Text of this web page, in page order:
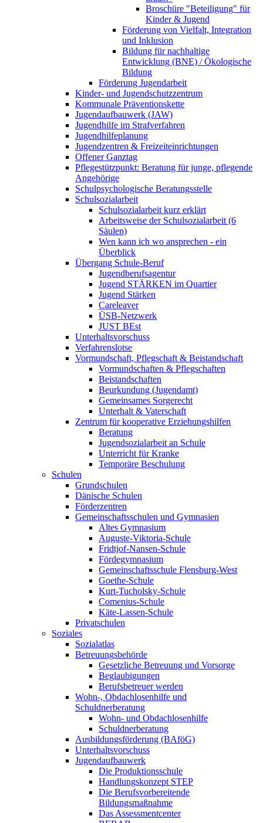
Broschüre "Beteiligung" für
Kinder & Jugend
Förderung von Vielfalt, Integration
und Inklusion
Bildung für nachhaltige
Entwicklung (BNE) / Ökologische
Bildung
Förderung Jugendarbeit
Kinder- und Jugendschutzzentrum
Kommunale Präventionskette
Jugendaufbauwerk (JAW)
Jugendhilfe im Strafverfahren
Jugendhilfeplanung
Jugendzentren & Freizeiteinrichtungen
Offener Ganztag
Pflegestützpunkt: Beratung für junge, pflegende
Angehörige
Schulpsychologische Beratungsstelle
Schulsozialarbeit
Schulsozialarbeit kurz erklärt
Arbeitsweise der Schulsozialarbeit (6
Säulen)
Wen kann ich wo ansprechen - ein
Überblick
Übergang Schule-Beruf
Jugendberufsagentur
Jugend STÄRKEN im Quartier
Jugend Stärken
Careleaver
ÜSB-Netzwerk
JUST BEst
Unterhaltsvorschuss
Verfahrenslotse
Vormundschaft, Pflegschaft & Beistandschaft
Vormundschaften & Pflegschaften
Beistandschaften
Beurkundung (Jugendamt)
Gemeinsames Sorgerecht
Unterhalt & Vaterschaft
Zentrum für kooperative Erziehungshilfen
Beratung
Jugendsozialarbeit an Schule
Unterricht für Kranke
Temporäre Beschulung
Schulen
Grundschulen
Dänische Schulen
Förderzentren
Gemeinschaftsschulen und Gymnasien
Altes Gymnasium
Auguste-Viktoria-Schule
Fridtjof-Nansen-Schule
Fördegymnasium
Gemeinschaftsschule Flensburg-West
Goethe-Schule
Kurt-Tucholsky-Schule
Comenius-Schule
Käte-Lassen-Schule
Privatschulen
Soziales
Sozialatlas
Betreuungsbehörde
Gesetzliche Betreuung und Vorsorge
Beglaubigungen
Berufsbetreuer werden
Wohn-, Obdachlosenhilfe und
Schuldnerberatung
Wohn- und Obdachlosenhilfe
Schuldnerberatung
Ausbildungsförderung (BAföG)
Unterhaltsvorschuss
Jugendaufbauwerk
Die Produktionsschule
Handlungskonzept STEP
Die Berufsvorbereitende
Bildungsmaßnahme
Das Assessmentcenter